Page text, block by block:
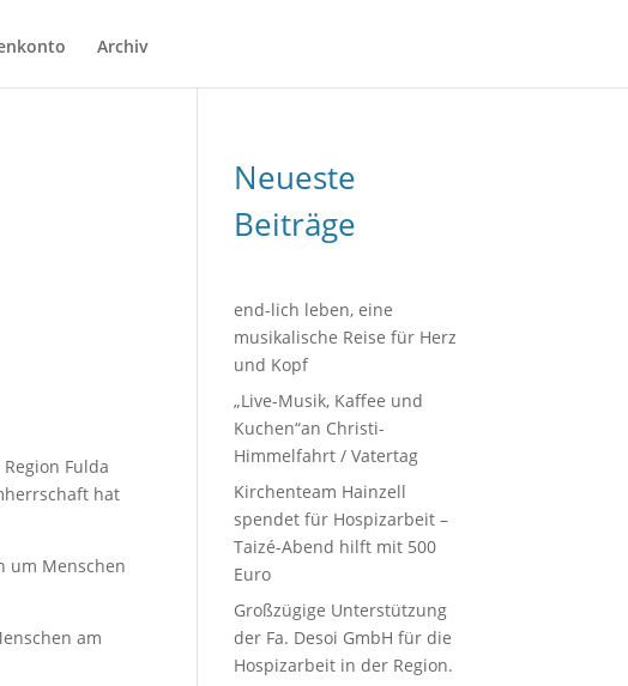
Archiv
Fulda
hat
um Menschen
am
Neueste
Beiträge
end-lich leben, eine
musikalische Reise für Herz
und Kopf
„Live-Musik, Kaffee und
Kuchen“an Christi-
Himmelfahrt / Vatertag
Kirchenteam Hainzell
spendet für Hospizarbeit –
Taizé-Abend hilft mit 500
Euro
Großzügige Unterstützung
der Fa. Desoi GmbH für die
Hospizarbeit in der Region.